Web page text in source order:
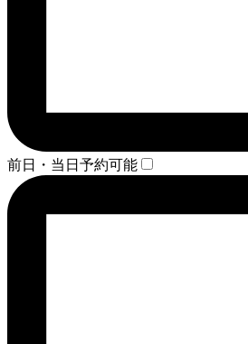
前日・当日予約可能